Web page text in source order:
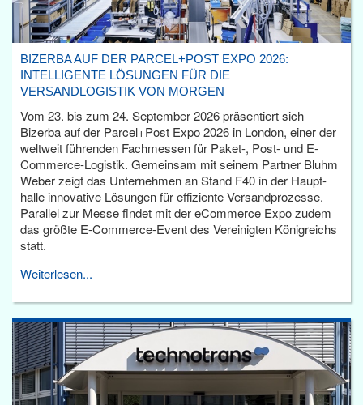
BIZERBA AUF DER PARCEL+POST EXPO 2026:
INTELLIGENTE LÖSUNGEN FÜR DIE
VERSANDLOGISTIK VON MORGEN
Vom 23. bis zum 24. September 2026 präsentiert sich
Bizerba auf der Parcel+Post Expo 2026 in London, einer der
weltweit führenden Fachmessen für Paket-, Post- und E-
Commerce-Logistik. Gemeinsam mit seinem Partner Bluhm
Weber zeigt das Unternehmen an Stand F40 in der Haupt­
halle innovative Lösungen für effiziente Versandprozesse.
Parallel zur Messe findet mit der eCommerce Expo zudem
das größte E-Commerce-Event des Vereinigten Königreichs
statt.
Weiterlesen...